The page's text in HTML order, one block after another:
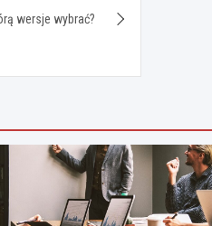
wersje wybrać?